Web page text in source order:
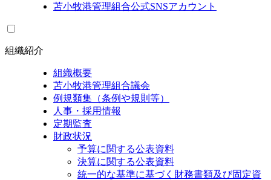
苫小牧港管理組合公式SNSアカウント
組織紹介
組織概要
苫小牧港管理組合議会
例規類集（条例や規則等）
人事・採用情報
定期監査
財政状況
予算に関する公表資料
決算に関する公表資料
統一的な基準に基づく財務書類及び固定資